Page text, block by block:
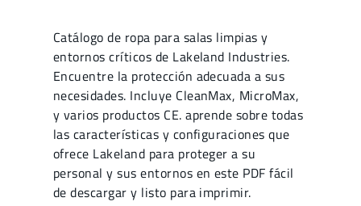
Catálogo de ropa para salas limpias y
entornos críticos de Lakeland Industries.
Encuentre la protección adecuada a sus
necesidades. Incluye CleanMax, MicroMax,
y varios productos CE. aprende sobre todas
las características y configuraciones que
ofrece Lakeland para proteger a su
personal y sus entornos en este PDF fácil
de descargar y listo para imprimir.